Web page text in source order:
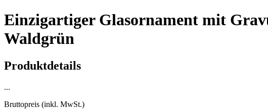
Einzigartiger Glasornament mit
Waldgrün
Produktdetails
...
Bruttopreis (inkl. MwSt.)